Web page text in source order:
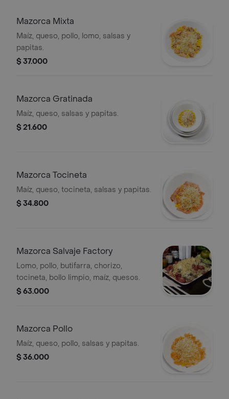
Mazorca Mixta
Maíz, queso, pollo, lomo, salsas y
papitas.
$ 37.000
Mazorca Gratinada
Maíz, queso, salsas y papitas.
$ 21.600
Mazorca Tocineta
Maíz, queso, tocineta, salsas y papitas.
$ 34.800
Mazorca Salvaje Factory
Lomo, pollo, butifarra, chorizo,
tocineta, bollo limpio, maíz, quesos.
$ 63.000
Mazorca Pollo
Maíz, queso, pollo, salsas y papitas.
$ 36.000